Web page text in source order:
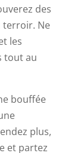
des
terroir. Ne
les
tout au
bouffée
plus,
et partez